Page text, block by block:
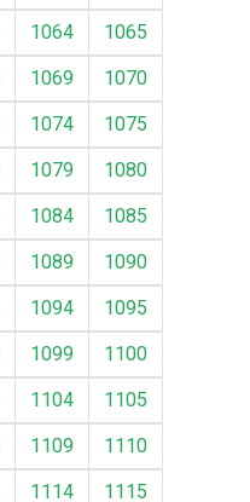
1064
1065
1069
1070
1074
1075
1079
1080
1084
1085
1089
1090
1094
1095
1099
1100
1104
1105
1109
1110
1114
1115